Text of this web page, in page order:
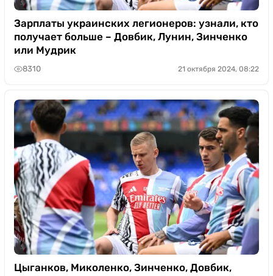
Зарплаты украинских легионеров: узнали, кто
получает больше – Довбик, Лунин, Зинченко
или Мудрик
8310 21 октября 2024, 08:22
Цыганков, Миколенко, Зинченко, Довбик,